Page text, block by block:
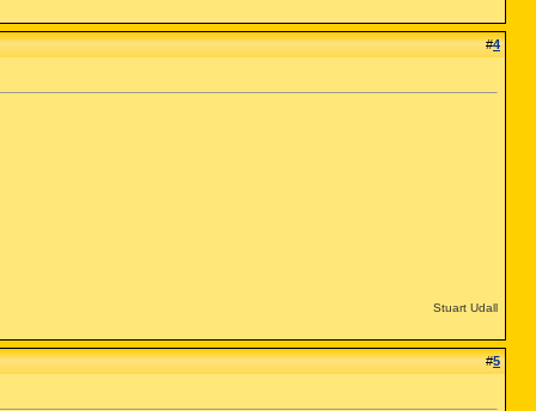
#4
Stuart Udall
#5